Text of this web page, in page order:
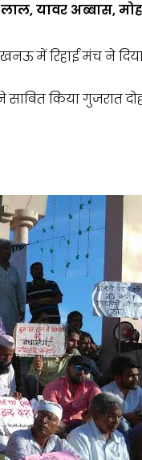
लाल, यावर अब्बास,
में रिहाई मंच ने
किया गुजरात